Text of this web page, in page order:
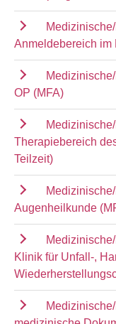
Anmeldebereich im
OP (MFA)
Therapiebereich
Teilzeit)
Augenheilkunde
Klinik für Unfall-,